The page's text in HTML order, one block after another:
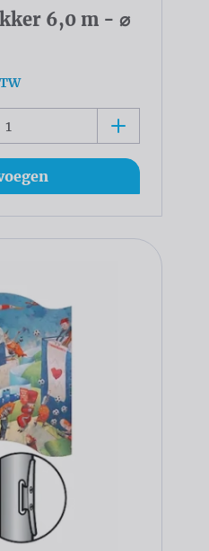
6,0 m - ⌀